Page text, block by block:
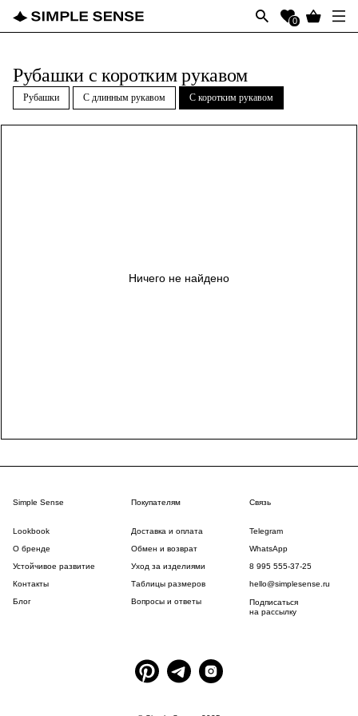
0
Рубашки с коротким рукавом
Рубашки С длинным рукавом С коротким рукавом
Ничего не найдено
Simple Sense Покупателям Связь
Lookbook
О бренде
Устойчивое развитие
Контакты
Блог
Доставка и оплата
Обмен и возврат
Уход за изделиями
Таблицы размеров
Вопросы и ответы
Telegram
WhatsApp
8 995 555-37-25
Подписаться
на рассылку
hello@simplesense.ru